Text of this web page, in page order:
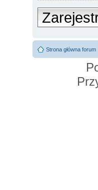
Strona główna forum